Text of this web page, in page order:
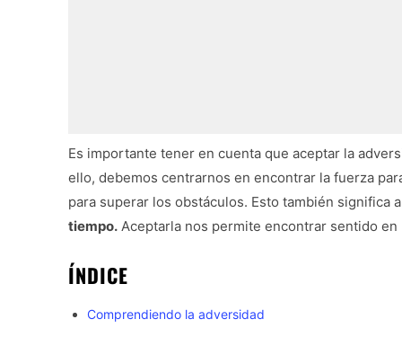
Es importante tener en cuenta que aceptar la
ello, debemos centrarnos en encontrar la fuerza
para superar los obstáculos. Esto también significa
tiempo. Aceptarla nos permite encontrar sentido
ÍNDICE
Comprendiendo la adversidad